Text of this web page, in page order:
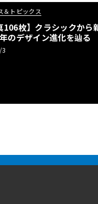
＆トピックス
106枚】クラシックか
のデザイン進化を辿る
3